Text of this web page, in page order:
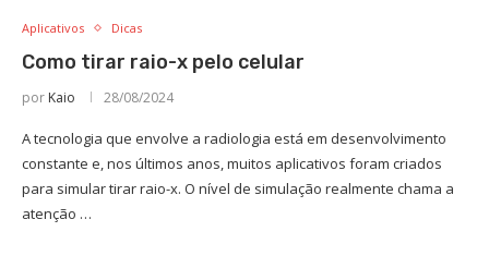
Aplicativos Dicas
Como tirar raio-x pelo celular
por Kaio 28/08/2024
A tecnologia que envolve a radiologia está em desenvolvimento
constante e, nos últimos anos, muitos aplicativos foram criados
para simular tirar raio-x. O nível de simulação realmente chama a
atenção …